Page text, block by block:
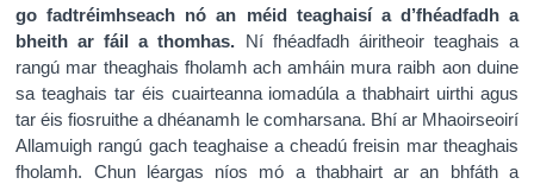
go fadtréimhseach nó an méid teaghaisí a d’fhéadfadh a
bheith ar fáil a thomhas. Ní fhéadfadh áiritheoir teaghais a
rangú mar theaghais fholamh ach amháin mura raibh aon duine
sa teaghais tar éis cuairteanna iomadúla a thabhairt uirthi agus
tar éis fiosruithe a dhéanamh le comharsana. Bhí ar Mhaoirseoirí
Allamuigh rangú gach teaghaise a cheadú freisin mar theaghais
fholamh. Chun léargas níos mó a thabhairt ar an bhfáth a